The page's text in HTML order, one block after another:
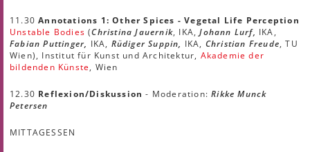
11.30Annotations 1: Other Spices - Vegetal Life Perception
Unstable Bodies (Christina Jauernik, IKA,Johann Lurf, IKA,
Fabian Puttinger, IKA, Rüdiger Suppin, IKA, Christian Freude, TU
Wien), Institut für Kunst und Architektur, Akademie der
bildenden Künste, Wien
12.30 Reflexion/Diskussion - Moderation:Rikke Munck
Petersen
MITTAGESSEN